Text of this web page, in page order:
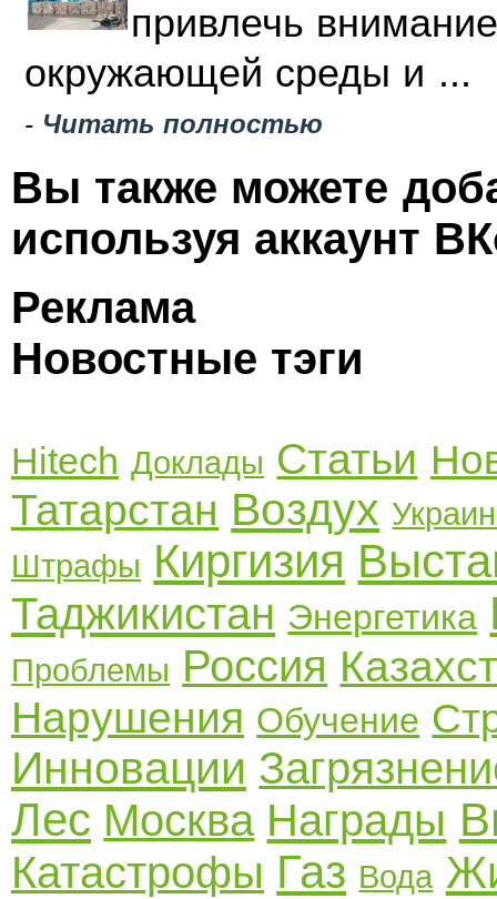
привлечь
окружающей среды и ...
- Читать полностью
Вы также можете
используя аккаунт
Реклама
Новостные тэги
Hitech Доклады Статьи
Татарстан Воздух
Штрафы Киргизия
Таджикистан Энергетика
Проблемы Россия
Нарушения Обучение
Инновации
Лес Москва Награды
Катастрофы Газ Вода